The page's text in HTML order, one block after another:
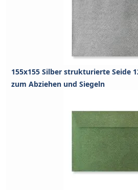
155x155 Silber strukturierte Seide
zum Abziehen und Siegeln